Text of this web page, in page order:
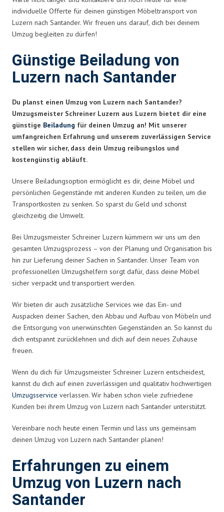
individuelle Offerte für deinen günstigen Möbeltransport von
Luzern nach Santander. Wir freuen uns darauf, dich bei deinem
Umzug begleiten zu dürfen!
Günstige Beiladung von
Luzern nach Santander
Du planst einen Umzug von Luzern nach Santander?
Umzugsmeister Schreiner Luzern aus Luzern bietet dir eine
günstige Beiladung für deinen Umzug an! Mit unserer
umfangreichen Erfahrung und unserem zuverlässigen Service
stellen wir sicher, dass dein Umzug reibungslos und
kostengünstig abläuft.
Unsere Beiladungsoption ermöglicht es dir, deine Möbel und
persönlichen Gegenstände mit anderen Kunden zu teilen, um die
Transportkosten zu senken. So sparst du Geld und schonst
gleichzeitig die Umwelt.
Bei Umzugsmeister Schreiner Luzern kümmern wir uns um den
gesamten Umzugsprozess – von der Planung und Organisation bis
hin zur Lieferung deiner Sachen in Santander. Unser Team von
professionellen Umzugshelfern sorgt dafür, dass deine Möbel
sicher verpackt und transportiert werden.
Wir bieten dir auch zusätzliche Services wie das Ein- und
Auspacken deiner Sachen, den Abbau und Aufbau von Möbeln und
die Entsorgung von unerwünschten Gegenständen an. So kannst du
dich entspannt zurücklehnen und dich auf dein neues Zuhause
freuen.
Wenn du dich für Umzugsmeister Schreiner Luzern entscheidest,
kannst du dich auf einen zuverlässigen und qualitativ hochwertigen
Umzugsservice verlassen. Wir haben schon viele zufriedene
Kunden bei ihrem Umzug von Luzern nach Santander unterstützt.
Vereinbare noch heute einen Termin und lass uns gemeinsam
deinen Umzug von Luzern nach Santander planen!
Erfahrungen zu einem
Umzug von Luzern nach
Santander